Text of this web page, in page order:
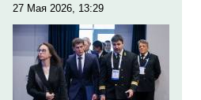
27 Мая 2026, 13:29